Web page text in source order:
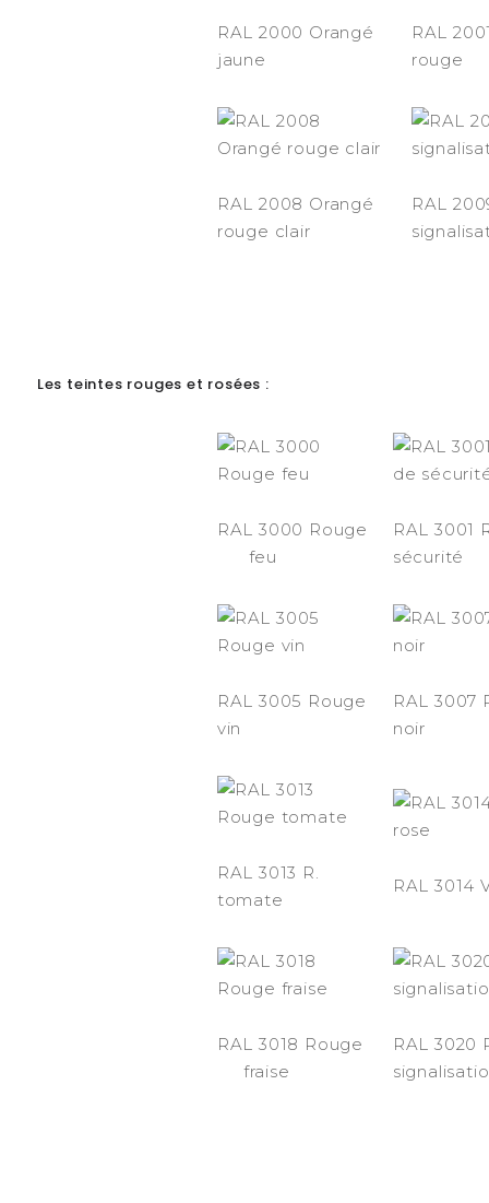
RAL 2000 Orangé
jaune
RAL
rouge
RAL 2008 Orangé
rouge clair
RAL
Les teintes rouges et rosées :
RAL 3000 Rouge
feu
RAL 3001
sécurité
RAL 3005 Rouge
vin
RAL 3007
noir
RAL 3013 R.
tomate
RAL 3014
RAL 3018 Rouge
fraise
RAL 3020